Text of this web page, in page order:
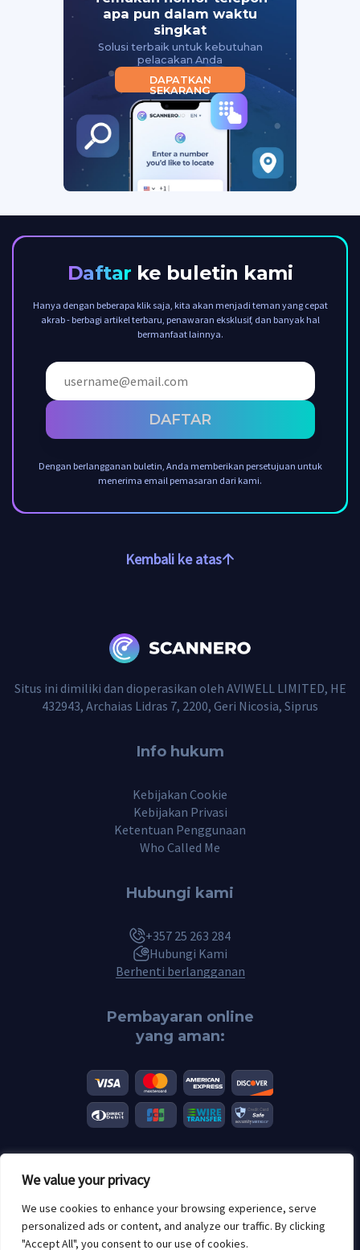
We value your privacy
We use cookies to enhance your browsing experience, serve
personalized ads or content, and analyze our traffic. By clicking
"Accept All", you consent to our use of cookies.
apa pun dalam waktu
singkat
Solusi terbaik untuk kebutuhan
pelacakan Anda
DAPATKAN
SEKARANG
Daftar ke buletin kami
Hanya dengan beberapa klik saja, kita akan menjadi teman yang cepat
akrab - berbagi artikel terbaru, penawaran eksklusif, dan banyak hal
bermanfaat lainnya.
DAFTAR
Dengan berlangganan buletin, Anda memberikan persetujuan untuk
menerima email pemasaran dari kami.
Kembali ke atas
Situs ini dimiliki dan dioperasikan oleh AVIWELL LIMITED, HE
432943, Archaias Lidras 7, 2200, Geri Nicosia, Siprus
Info hukum
Kebijakan Cookie
Kebijakan Privasi
Ketentuan Penggunaan
Who Called Me
Hubungi kami
+357 25 263 284
Hubungi Kami
Berhenti berlangganan
Pembayaran online
yang aman:
© 2026 Scannero.blog. Semua merek adalah hak milik dari pemiliknya
masing-masing.
Batasan usia: 18+